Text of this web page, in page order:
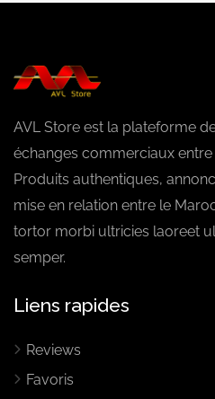
AVL Store est la plateforme
échanges commerciaux entre
Produits authentiques,
mise en relation entre le
tortor morbi ultricies laoreet
semper.
Liens rapides
Reviews
Favoris